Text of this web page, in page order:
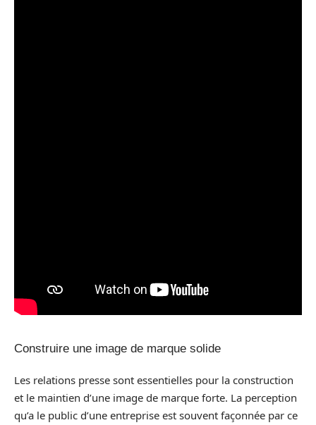
Construire une image de marque solide
Les relations presse sont essentielles pour la construction
et le maintien d’une image de marque forte. La perception
qu’a le public d’une entreprise est souvent façonnée par ce